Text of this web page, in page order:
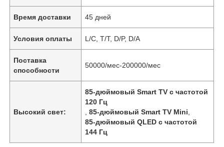
Время доставки 45 дней
Условия оплаты L/C, T/T, D/P, D/A
Поставка
способности
50000/мес-200000/мес
Высокий свет:
85-дюймовый Smart TV с частотой
120 Гц
,85-дюймовый Smart TV Mini
85-дюймовый QLED с частотой
144 Гц